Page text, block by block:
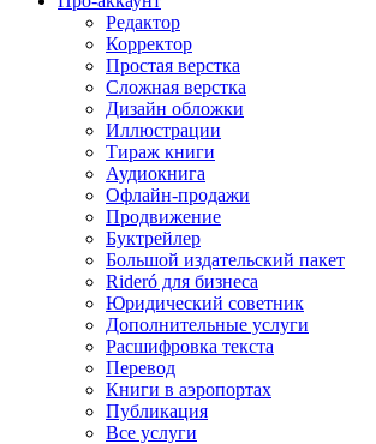
Редактор
Корректор
Простая верстка
Сложная верстка
Дизайн обложки
Иллюстрации
Тираж книги
Аудиокнига
Офлайн-продажи
Продвижение
Буктрейлер
Большой издательский пакет
Rideró для бизнеса
Юридический советник
Дополнительные услуги
Расшифровка текста
Перевод
Книги в аэропортах
Публикация
Все услуги